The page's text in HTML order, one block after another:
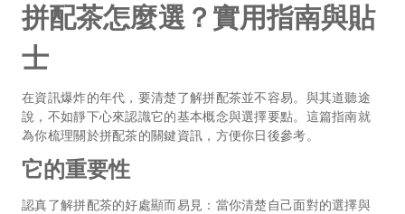
拼配茶怎麼選？實用指南與貼
士
在資訊爆炸的年代，要清楚了解拼配茶並不容易。與其道聽途
說，不如靜下心來認識它的基本概念與選擇要點。這篇指南就
為你梳理關於拼配茶的關鍵資訊，方便你日後參考。
它的重要性
認真了解拼配茶的好處顯而易見：當你清楚自己面對的選擇與